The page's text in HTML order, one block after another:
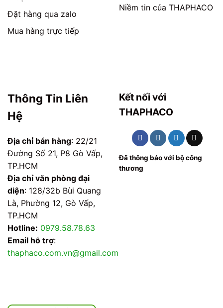
Đặt hàng qua zalo
Mua hàng trực tiếp
Niềm tin của THAPHACO
Thông Tin Liên
Hệ
Địa chỉ bán hàng: 22/21
Đường Số 21, P8 Gò Vấp,
TP.HCM
Địa chỉ văn phòng đại
diện: 128/32b Bùi Quang
Là, Phường 12, Gò Vấp,
TP.HCM
Hotline: 0979.58.78.63
Email hỗ trợ:
thaphaco.com.vn@gmail.com
Kết nối với
THAPHACO
Đã thông báo với bộ công
thương